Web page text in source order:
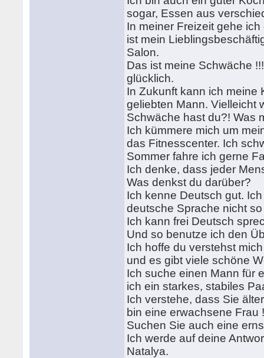
sogar, Essen aus
In meiner Freizeit gehe
ist mein
Salon.
Das ist meine Schwäche
glücklich.
In Zukunft kann ich meine
geliebten Mann. Vielleicht
Schwäche hast du?! Was
Ich kümmere mich um
das Fitnesscenter. Ich
Sommer fahre ich gerne
Ich denke, dass jeder
Was denkst du darüber?
Ich kenne Deutsch gut.
deutsche Sprache nicht
Ich kann frei Deutsch
Und so benutze ich den
Ich hoffe du verstehst
und es gibt viele schöne
Ich suche einen Mann für
ich ein starkes, stabiles
Ich verstehe, dass Sie
bin eine erwachsene
Suchen Sie auch eine
Ich werde auf deine
Natalya.